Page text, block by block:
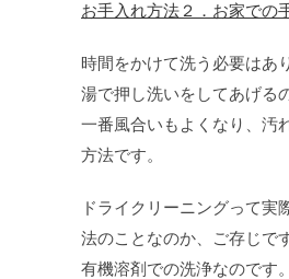
お手入れ方法２．お家での
時間をかけて洗う必要はあ
湯で押し洗いをしてあげる
一番風合いもよくなり、汚
方法です。
ドライクリーニングって実
法のことなのか、ご存じで
有機溶剤での洗浄なのです。